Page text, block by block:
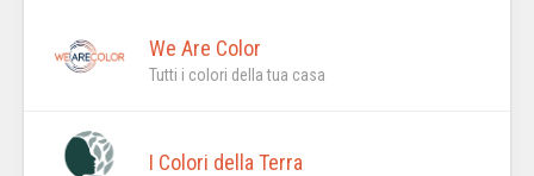
We Are Color
Tutti i colori della tua casa
I Colori della Terra